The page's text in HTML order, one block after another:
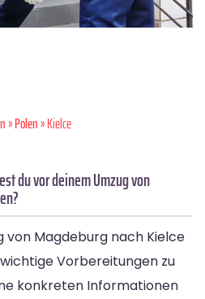
»Polen» Kielce
du vor deinem Umzug von
von Magdeburg nach Kielce
Vorbereitungen zu
konkreten Informationen